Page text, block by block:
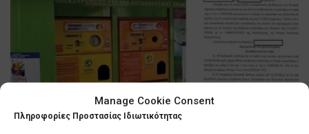
Manage Cookie Consent
Πληροφορίες Προστασίας Ιδιωτικότητας